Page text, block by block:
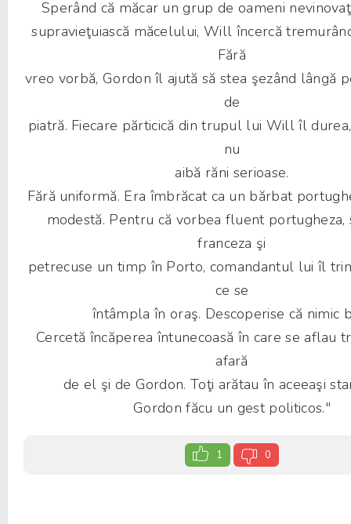
Sperând că măcar un grup de oameni
supravieţuiască măcelului, Will încercă
Fără
vreo vorbă, Gordon îl ajută să stea şezând lângă
de
piatră. Fiecare părticică din trupul lui Will îl
nu
aibă răni serioase.
Fără uniformă. Era îmbrăcat ca un bărbat
modestă. Pentru că vorbea fluent portugheza,
franceza şi
petrecuse un timp în Porto, comandantul lui îl
ce se
întâmpla în oraş. Descoperise că nimic
Cercetă încăperea întunecoasă în care se aflau
afară
de el şi de Gordon. Toţi arătau în aceeaşi
Gordon făcu un gest politicos."
1 0